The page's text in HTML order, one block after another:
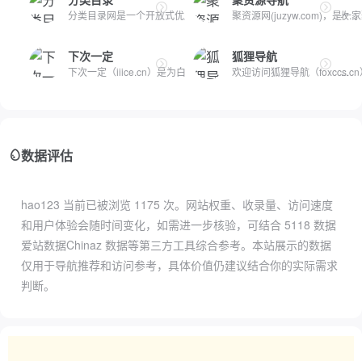
分类目录网是一个开放式优质网站分类目录网址大全库，致力于收...
聚资源网(juzyw.com)，是一
下次一定
下次一定（iiice.cn）是为白嫖怪开发的宝藏资源收集网站，持续...
狐狸导航
欢迎访问狐狸导航（
数据评估
hao123 当前已被浏览 1175 次。网站权重、收录量、访问速度
和用户体验会随时间变化，如需进一步核验，可结合 5118 数据
爱站数据Chinaz 数据等第三方工具综合参考。本站展示的数据
仅用于导航推荐和访问参考，具体价值仍建议结合你的实际需求
判断。